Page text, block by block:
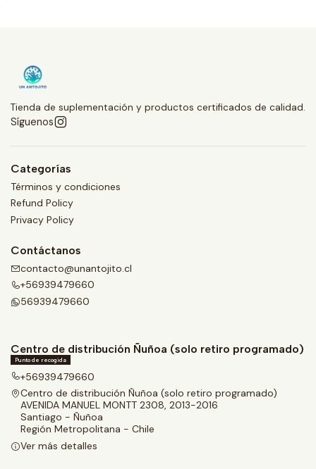
Tienda de suplementación y productos certificados de calidad.
Síguenos
Categorías
Términos y condiciones
Refund Policy
Privacy Policy
Contáctanos
contacto@unantojito.cl
+56939479660
56939479660
Centro de distribución Ñuñoa (solo retiro programado)
Punto de recogida
+56939479660
Centro de distribución Ñuñoa (solo retiro programado)
AVENIDA MANUEL MONTT 2308, 2013-2016
Santiago - Ñuñoa
Región Metropolitana - Chile
Ver más detalles